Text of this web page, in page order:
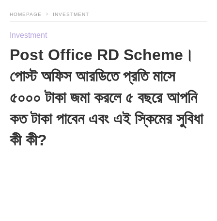
HOMEPAGE INVESTMENT
Investment
Post Office RD Scheme।
পোস্ট অফিস আরডিতে প্রতি মাসে
৫০০০ টাকা জমা করলে ৫ বছরে আপনি
কত টাকা পাবেন এবং এই স্কিমের সুবিধা
কী কী?